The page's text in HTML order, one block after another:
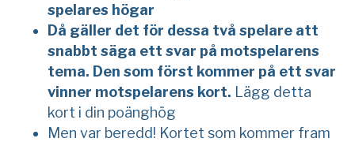
spelares högar
Då gäller det för dessa två spelare att
snabbt säga ett svar på motspelarens
tema. Den som först kommer på ett svar
vinner motspelarens kort. Lägg detta
kort i din poänghög
Men var beredd! Kortet som kommer fram